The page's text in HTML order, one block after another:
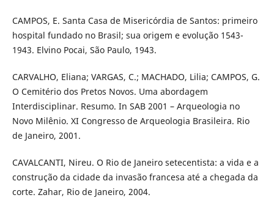
CAMPOS, E. Santa Casa de Misericórdia de Santos: primeiro
hospital fundado no Brasil; sua origem e evolução 1543-
1943. Elvino Pocai, São Paulo, 1943.
CARVALHO, Eliana; VARGAS, C.; MACHADO, Lilia; CAMPOS, G.
O Cemitério dos Pretos Novos. Uma abordagem
Interdisciplinar. Resumo. In SAB 2001 – Arqueologia no
Novo Milênio. XI Congresso de Arqueologia Brasileira. Rio
de Janeiro, 2001.
CAVALCANTI, Nireu. O Rio de Janeiro setecentista: a vida e a
construção da cidade da invasão francesa até a chegada da
corte. Zahar, Rio de Janeiro, 2004.